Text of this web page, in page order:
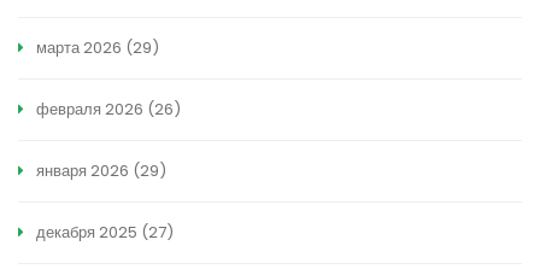
марта 2026 (29)
февраля 2026 (26)
января 2026 (29)
декабря 2025 (27)